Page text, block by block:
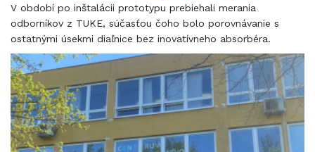
V období po inštalácii prototypu prebiehali merania
odborníkov z TUKE, súčasťou čoho bolo porovnávanie s
ostatnými úsekmi diaľnice bez inovatívneho absorbéra.